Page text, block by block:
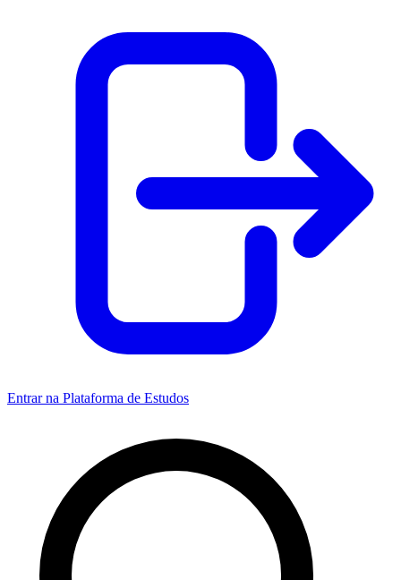
Entrar na Plataforma de Estudos